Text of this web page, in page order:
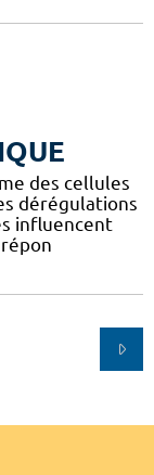
des cellules
dérégulations
influencent